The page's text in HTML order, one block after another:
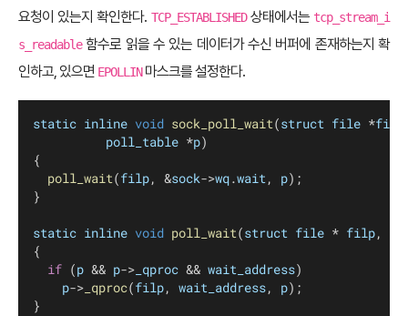
요청이 있는지 확인한다. TCP_ESTABLISHED상태에서는 tcp_stream_i
s_readable함수로 읽을 수 있는 데이터가 수신 버퍼에 존재하는지 확
인하고, 있으면 EPOLLIN마스크를 설정한다.
static inline void sock_poll_wait(struct file *filp
poll_table *p)
{
poll_wait(filp, &sock->wq.wait, p);
}
static inline void poll_wait(struct file * filp,
{
if (p && p-> _qproc && wait_address)
p-> _qproc(filp, wait_address, p);
}